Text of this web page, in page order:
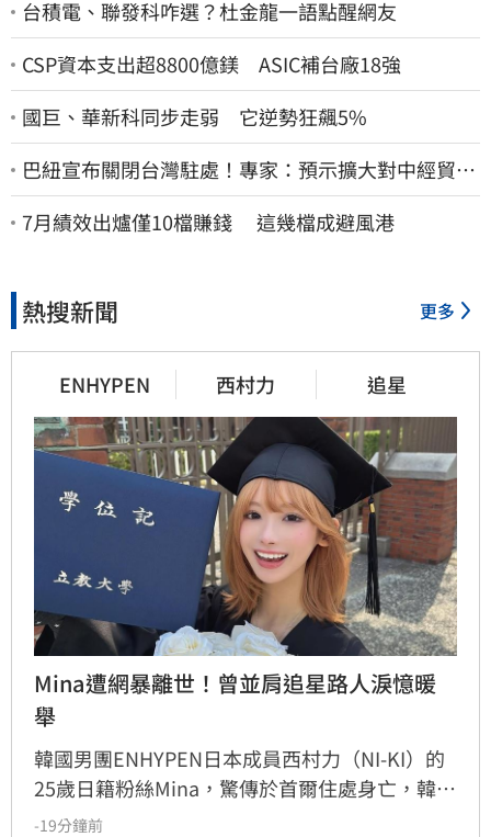
台積電、聯發科咋選？杜金龍一語點醒網友
CSP資本支出超8800億鎂 ASIC補台廠18強
國巨、華新科同步走弱 它逆勢狂飆5%
巴紐宣布關閉台灣駐處！專家：預示擴大對中經貿合
作
7月績效出爐僅10檔賺錢 這幾檔成避風港
熱搜新聞 更多
ENHYPEN 西村力 追星
Mina遭網暴離世！曾並肩追星路人淚憶暖
舉
韓國男團ENHYPEN日本成員西村力（NI-KI）的
25歲日籍粉絲Mina，驚傳於首爾住處身亡，韓國
警方證實接獲報案並介入調查。生前Mina因追星
-19分鐘前